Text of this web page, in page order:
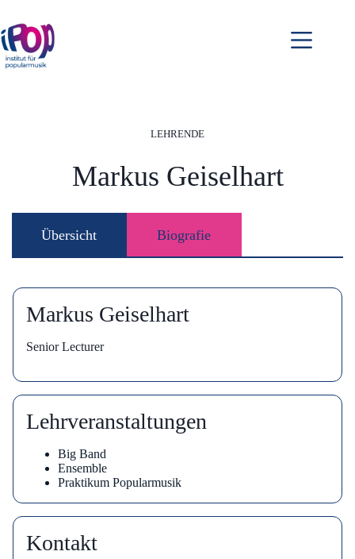
Inhalt
springen
LEHRENDE
Markus Geiselhart
Übersicht Biografie
Markus Geiselhart
Senior Lecturer
Lehrveranstaltungen
Big Band
Ensemble
Praktikum Popularmusik
Kontakt